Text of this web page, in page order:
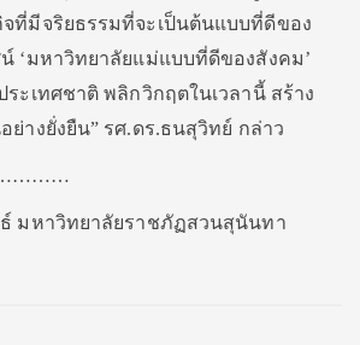
ที่มีจริยธรรมที่จะเป็นต้นแบบที่ดีของ
‘มหาวิทยาลัยแม่แบบที่ดีของสังคม’
ะเทศชาติ พลิกวิกฤตในเวลานี้ สร้าง
ย่างยั่งยืน” รศ.ดร.ธนสุวิทย์ กล่าว
มหาวิทยาลัยราชภัฏสวนสุนันทา